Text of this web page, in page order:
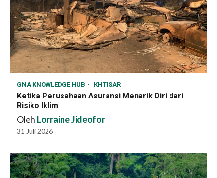
GNA KNOWLEDGE HUB IKHTISAR
Ketika Perusahaan Asuransi Menarik Diri dari
Risiko Iklim
Oleh Lorraine Jideofor
31 Juli 2026